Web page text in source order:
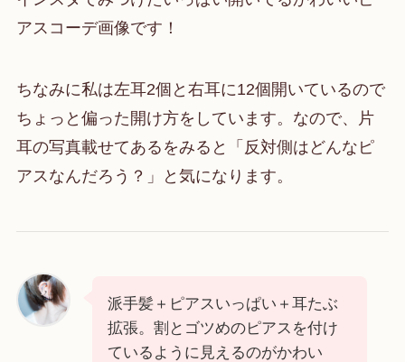
アスコーデ画像です！
ちなみに私は左耳2個と右耳に12個開いているので
ちょっと偏った開け方をしています。なので、片
耳の写真載せてあるをみると「反対側はどんなピ
アスなんだろう？」と気になります。
派手髪＋ピアスいっぱい＋耳たぶ
拡張。割とゴツめのピアスを付け
ているように見えるのがかわい